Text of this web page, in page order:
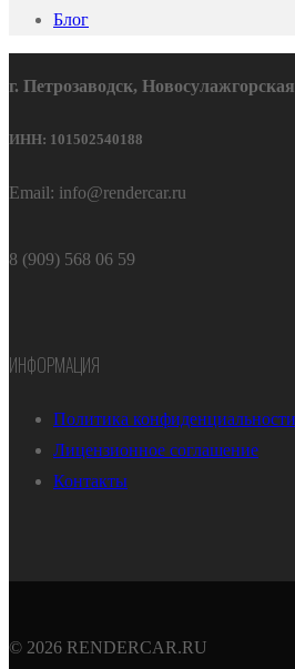
Блог
г. Петрозаводск,
ИНН: 101502540188
Email: info@rendercar.ru
8 (909) 568 06 59
ИНФОРМАЦИЯ
Политика конфиденциальности
Лицензионное соглашение
Контакты
© 2026 RENDERCAR.RU